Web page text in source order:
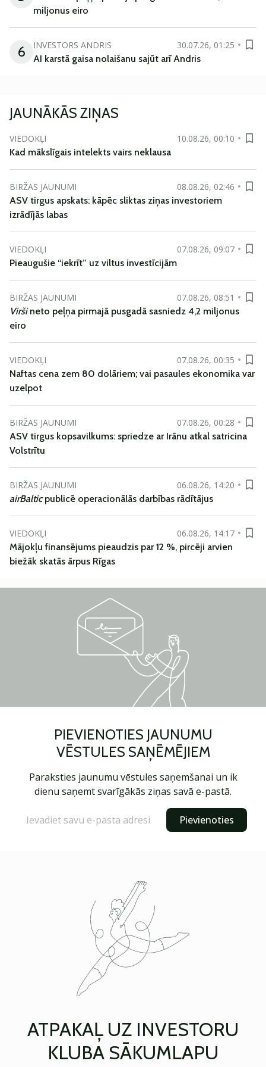
miljonus eiro
6 INVESTORS ANDRIS
30.07.26, 01:25
AI karstā gaisa nolaišanu sajūt arī Andris
JAUNĀKĀS ZIŅAS
VIEDOKĻI
10.08.26, 00:10
Kad mākslīgais intelekts vairs neklausa
BIRŽAS JAUNUMI
08.08.26, 02:46
ASV tirgus apskats: kāpēc sliktas ziņas investoriem
izrādījās labas
VIEDOKĻI
07.08.26, 09:07
Pieaugušie “iekrīt” uz viltus investīcijām
BIRŽAS JAUNUMI
07.08.26, 08:51
Viršineto peļņa pirmajā pusgadā sasniedz 4,2 miljonus
eiro
VIEDOKĻI
07.08.26, 00:35
Naftas cena zem 80 dolāriem; vai pasaules ekonomika var
uzelpot
BIRŽAS JAUNUMI
07.08.26, 00:28
ASV tirgus kopsavilkums: spriedze ar Irānu atkal satricina
Volstrītu
BIRŽAS JAUNUMI
06.08.26, 14:20
airBalticpublicē operacionālās darbības rādītājus
VIEDOKĻI
06.08.26, 14:17
Mājokļu finansējums pieaudzis par 12 %, pircēji arvien
biežāk skatās ārpus Rīgas
PIEVIENOTIES JAUNUMU
VĒSTULES SAŅĒMĒJIEM
Paraksties jaunumu vēstules saņemšanai un ik
dienu saņemt svarīgākās ziņas savā e-pastā.
Pievienoties
ATPAKAĻ UZ INVESTORU
KLUBA SĀKUMLAPU